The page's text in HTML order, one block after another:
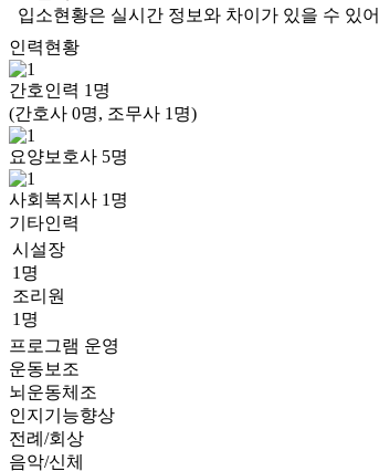
입소현황은 실시간 정보와 차이가 있을 수 있
인력현황
간호인력 1 명
(간호사 0명, 조무사 1명)
요양보호사 5명
사회복지사 1 명
기타인력
시설장
1명
조리원
1명
프로그램 운영
운동보조
뇌운동체조
인지기능향상
전례/회상
음악/신체